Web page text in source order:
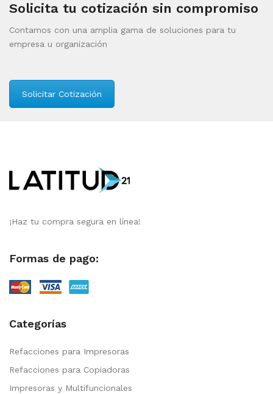
Solicita tu cotización sin compromiso
Contamos con una amplia gama de soluciones para tu
empresa u organización
Solicitar Cotización
¡Haz tu compra segura en línea!
Formas de pago:
Categorías
Refacciones para Impresoras
Refacciones para Copiadoras
Impresoras y Multifuncionales